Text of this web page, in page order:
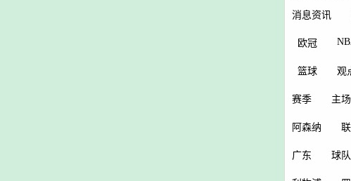
消息资讯
欧冠
篮球 观
赛季 主场
阿森纳
广东 球队